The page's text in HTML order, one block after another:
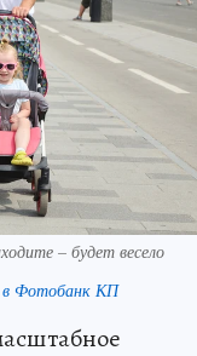
– будет весело
в Фотобанк КП